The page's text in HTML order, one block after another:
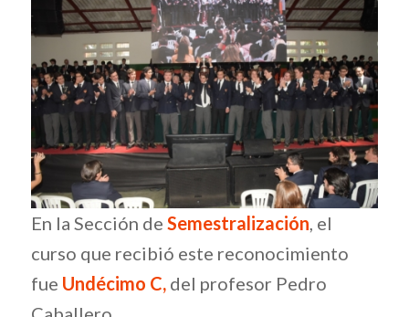
En la Sección de Semestralización , el
curso que recibió este reconocimiento
fue Undécimo C, del profesor Pedro